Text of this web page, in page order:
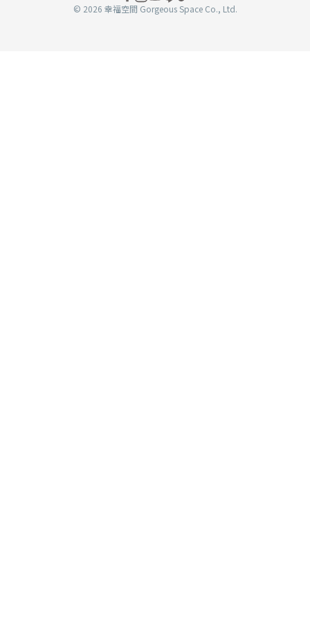
© 2026 幸福空間 Gorgeous Space Co., Ltd.